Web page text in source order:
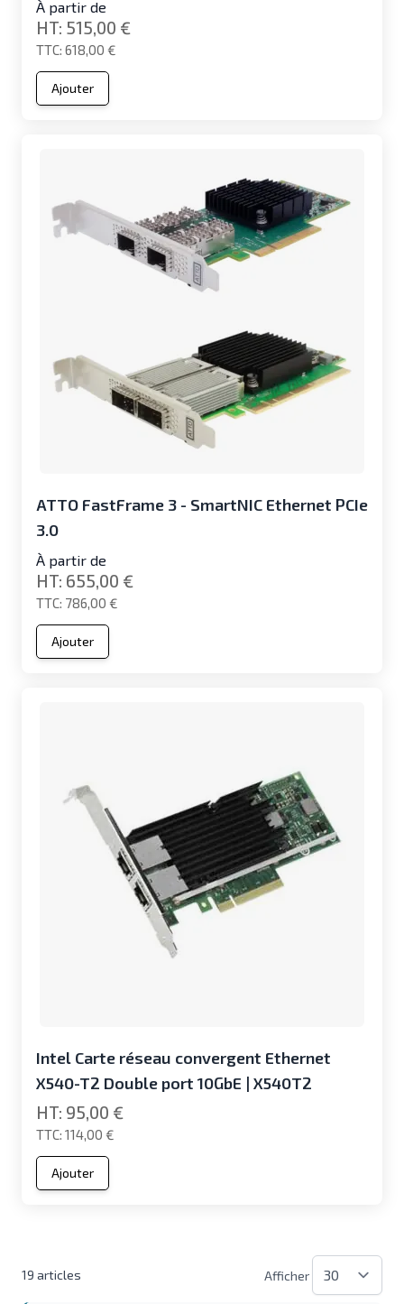
À partir de
618,00 €
515,00 €
Ajouter
ATTO FastFrame 3 - SmartNIC Ethernet PCIe
3.0
À partir de
786,00 €
655,00 €
Ajouter
Intel Carte réseau convergent Ethernet
X540-T2 Double port 10GbE | X540T2
114,00 €
95,00 €
Ajouter
19 articles Afficher